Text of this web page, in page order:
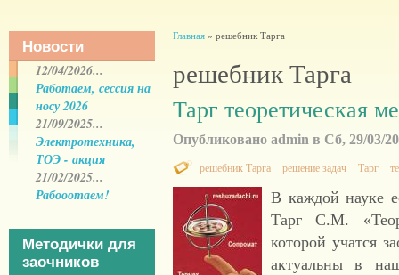
Новости
12/04/2026...
Работаем, сессия на
носу 2026
21/09/2025...
Электротехника,
ТОЭ - акция
21/02/2025...
Рабооотаем!
Методички для
заочников
Главная» решебник Тарга
решебник Тарга
Тарг теоретическая
Опубликовано admin в Сб, 29/03/
решебник Тарга решение задач Тарг
В каждой науке
Тарг С.М.
которой учатся
актуальны в